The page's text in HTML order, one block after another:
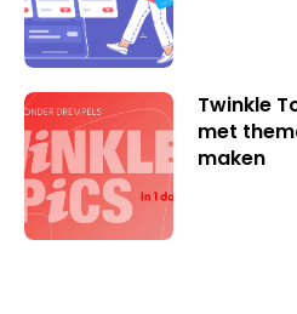
Twinkle
met
maken